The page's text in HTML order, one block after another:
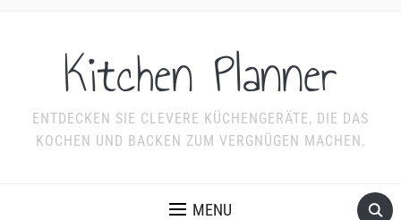
Kitchen Planner
ENTDECKEN SIE CLEVERE KÜCHENGERÄTE, DIE DAS
KOCHEN UND BACKEN ZUM VERGNÜGEN MACHEN.
MENU